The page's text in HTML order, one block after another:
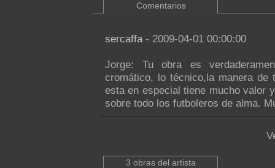
Comentarios
sercaffa- 2009-04-01 00:00:00
Jorge: Tu obra es
cromático, lo técnico,la manera
esta en especial tiene mucho valor
sobre todo los futboleros de alma.
3 obras del artista